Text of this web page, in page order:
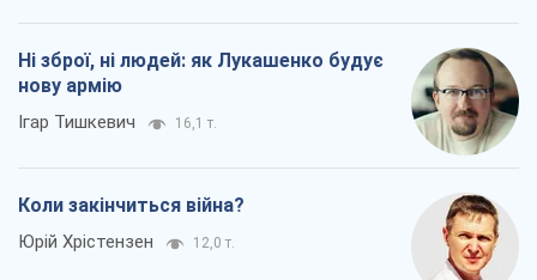
Ні зброї, ні людей: як Лукашенко будує
нову армію
Ігар Тишкевич 16,1 т.
Коли закінчиться війна?
Юрій Хрістензен 12,0 т.